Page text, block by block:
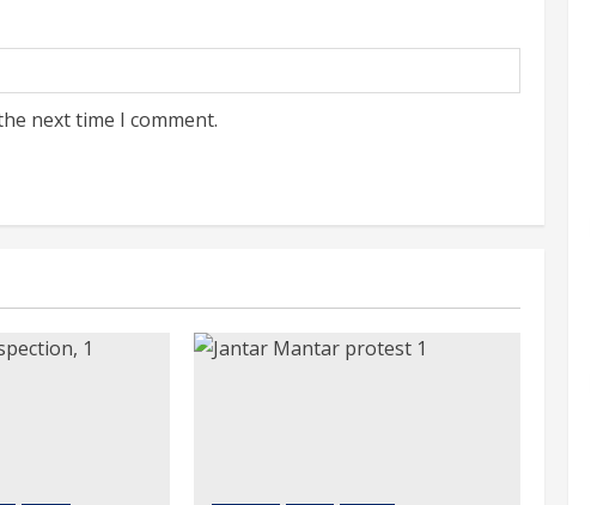
next time I comment.